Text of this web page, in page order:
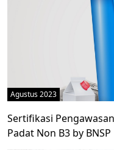
Agustus 2023
Sertifikasi
Padat Non B3 by BNSP